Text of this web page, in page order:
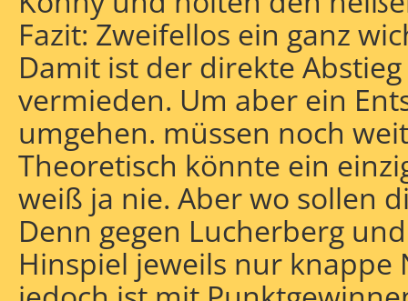
Fazit: Zweifellos ein ganz
Damit ist der direkte
vermieden. Um aber ein
umgehen. müssen noch
Theoretisch könnte ein
weiß ja nie. Aber wo sollen
Denn gegen Lucherberg
Hinspiel jeweils nur knappe